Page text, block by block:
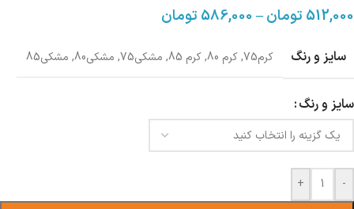
512,000 تومان–
586,000 تومان
سایز و رنگ کرم75 ,کرم 80 ,کرم 85 , مشکی75 , مشکی80 , مشکی85
سایز و رنگ
-
+